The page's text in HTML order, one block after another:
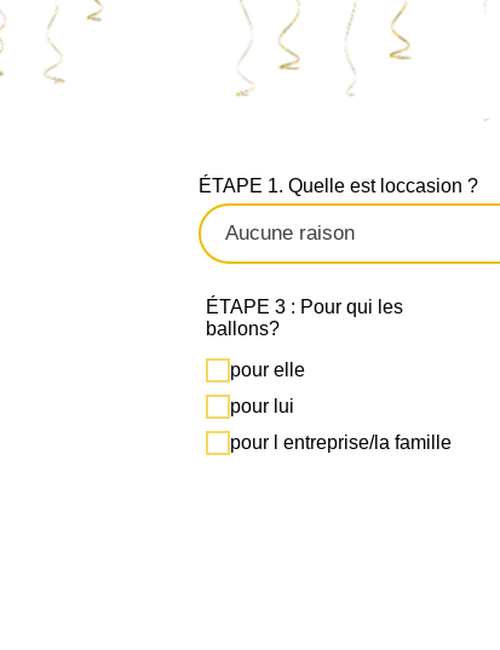
ÉTAPE 1. Quelle est loccasion ?
ÉTAPE 3 : Pour qui les
ballons?
pour elle
pour lui
pour l entreprise/la famille